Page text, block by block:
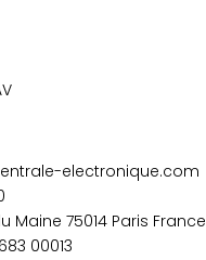
electronique.com
Maine 75014 Paris France
00013